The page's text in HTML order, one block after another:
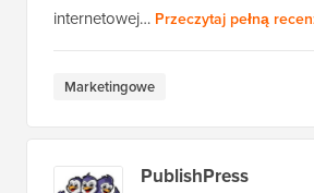
internetowej… Przeczytaj pełną
Marketingowe
PublishPress